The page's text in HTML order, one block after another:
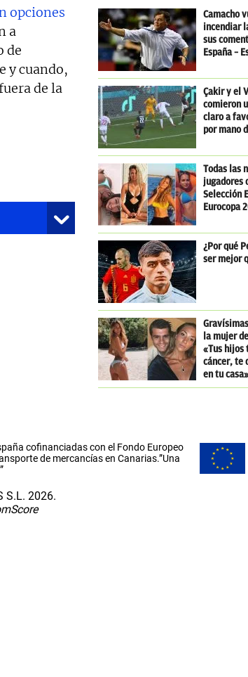
opciones
a
de
y cuando,
de la
Camacho
incendiar
sus
España –
Çakir y el
comieron
claro a
por mano
Todas las
jugadores
Selección
Eurocopa
¿Por qué
ser mejor
la mujer
«Tus hijos
cáncer, te
en tu casa»
cofinanciadas con el Fondo Europeo
de mercancías en Canarias.”Una
S.L. 2026.